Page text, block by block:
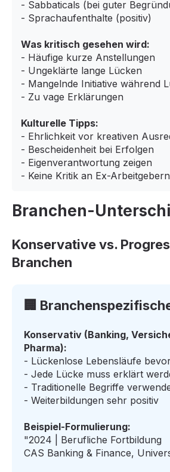
- Sabbaticals (bei guter
- Sprachaufenthalte (positiv)
Was kritisch gesehen wird:
- Häufige kurze Anstellungen
- Ungeklärte lange Lücken
- Mangelnde Initiative während
- Zu vage Erklärungen
Kulturelle Tipps:
- Ehrlichkeit vor kreativen
- Bescheidenheit bei Erfolgen
- Eigenverantwortung zeigen
- Keine Kritik an Ex-Arbeitgebern
Branchen-
Konservative vs.
Branchen
🏢
Konservativ (Banking,
Pharma):
- Lückenlose Lebensläufe
- Jede Lücke muss erklärt
- Traditionelle Begriffe
- Weiterbildungen sehr positiv
Beispiel-Formulierung:
"2024 | Berufliche Fortbildung
CAS Banking & Finance,